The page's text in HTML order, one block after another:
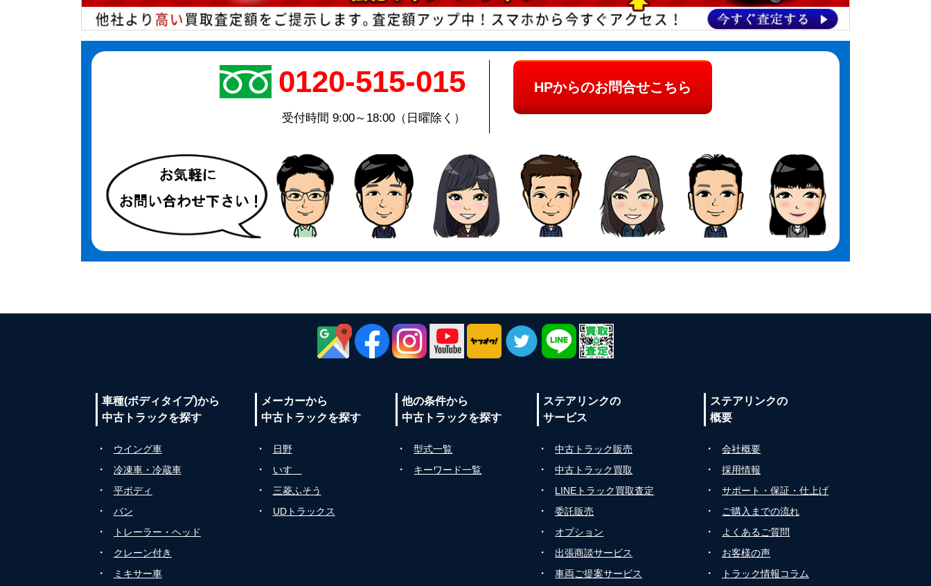
0120-515-015
受付時間 9:00～18:00（日曜除く）
HPからのお問合せこちら
車種(ボディタイプ)から
中古トラックを探す
・ ウイング車
・ 冷凍車・冷蔵車
・ 平ボディ
・ バン
・ トレーラー・ヘッド
・ クレーン付き
・ ミキサー車
メーカーから
中古トラックを探す
・ 日野
・ いすゞ
・ 三菱ふそう
・ UDトラックス
他の条件から
中古トラックを探す
・ 型式一覧
・ キーワード一覧
ステアリンクの
サービス
・ 中古トラック販売
・ 中古トラック買取
・ LINEトラック買取査定
・ 委託販売
・ オプション
・ 出張商談サービス
・ 車両ご提案サービス
ステアリンクの
概要
・ 会社概要
・ 採用情報
・ サポート・保証・仕上げ
・ ご購入までの流れ
・ よくあるご質問
・ お客様の声
・ トラック情報コラム